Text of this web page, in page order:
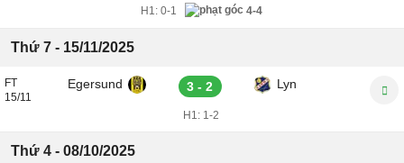
H1:0-1 4-4
Thứ 7 - 15/11/2025
FT
15/11
Egersund 3 - 2 Lyn
H1:1-2
Thứ 4 - 08/10/2025